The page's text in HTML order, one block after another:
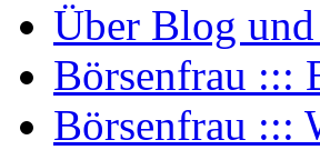
Über Blog
Börsenfrau :::
Börsenfrau :::